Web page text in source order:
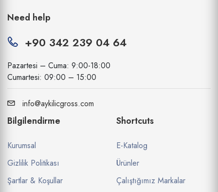
Need help
+90 342 239 04 64
Pazartesi – Cuma: 9:00-18:00
Cumartesi: 09:00 – 15:00
info@aykilicgross.com
Bilgilendirme
Kurumsal
Gizlilik Politikası
Şartlar & Koşullar
Shortcuts
E-Katalog
Ürünler
Çalıştığımız Markalar